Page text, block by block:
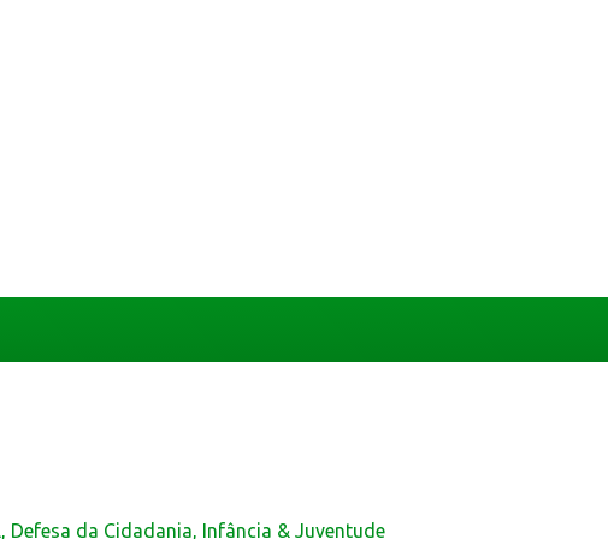
da Cidadania, Infância & Juventude